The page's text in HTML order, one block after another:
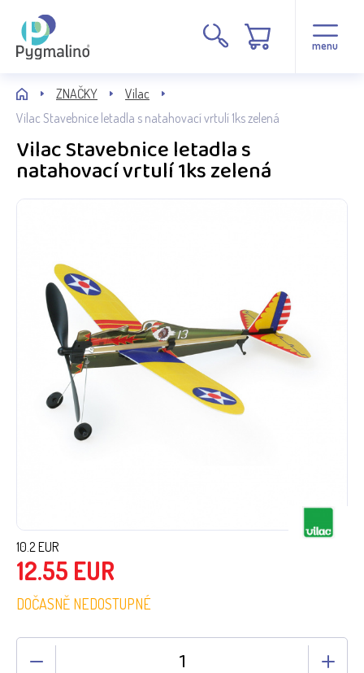
menu
ZNAČKY
Vilac
Vilac Stavebnice letadla s natahovací vrtulí 1ks zelená
Vilac Stavebnice letadla s
natahovací vrtulí 1ks zelená
10.2EUR
12.55 EUR
DOČASNĚ NEDOSTUPNÉ